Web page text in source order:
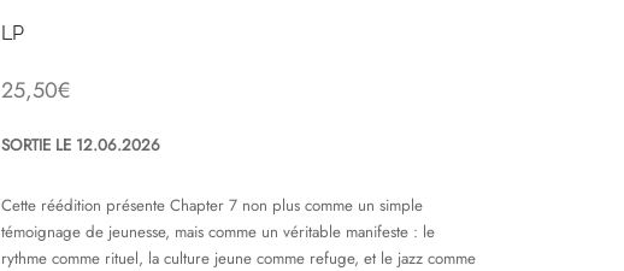
LP
25,50€
SORTIE LE 12.06.2026
Cette réédition présente Chapter 7 non plus comme un simple
témoignage de jeunesse, mais comme un véritable manifeste : le
rythme comme rituel, la culture jeune comme refuge, et le jazz comme